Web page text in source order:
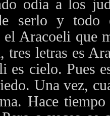
odia a los
serlo y todo
el Aracoeli que
letras es
es cielo. Pues
Una vez,
Hace